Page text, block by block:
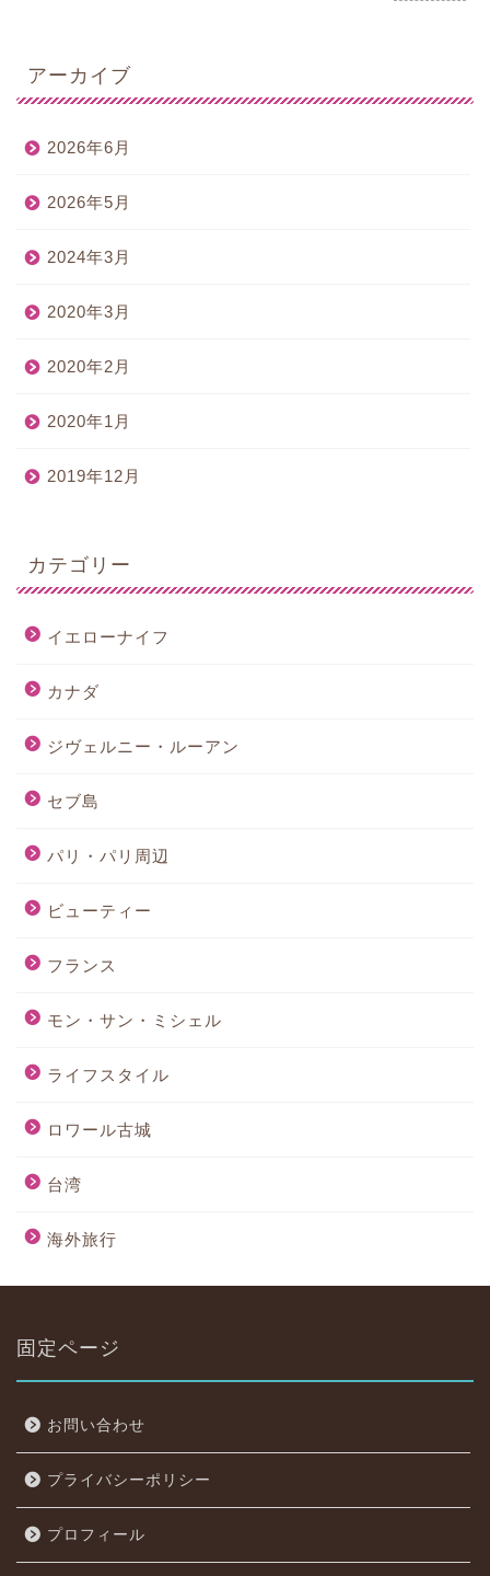
アーカイブ
2026年6月
2026年5月
2024年3月
2020年3月
2020年2月
2020年1月
2019年12月
カテゴリー
イエローナイフ
カナダ
ジヴェルニー・ルーアン
セブ島
パリ・パリ周辺
ビューティー
フランス
モン・サン・ミシェル
ライフスタイル
ロワール古城
台湾
海外旅行
固定ページ
お問い合わせ
プライバシーポリシー
プロフィール